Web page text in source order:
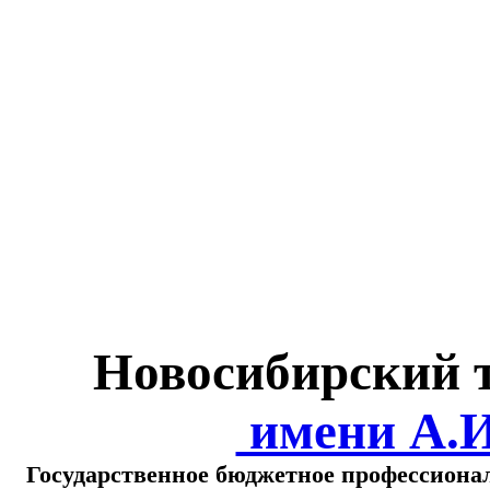
Новосибирский
имени
Государственное бюджетное